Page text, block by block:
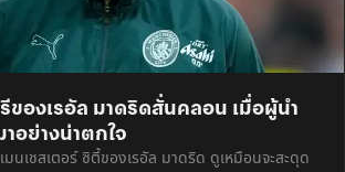
ของเรอัล มาดริดสั่นคลอน เมื่อผู้นำ
อย่างน่าตกใจ
มนเชสเตอร์ ซิตี้ของเรอัล มาดริด ดูเหมือนจะสะดุด